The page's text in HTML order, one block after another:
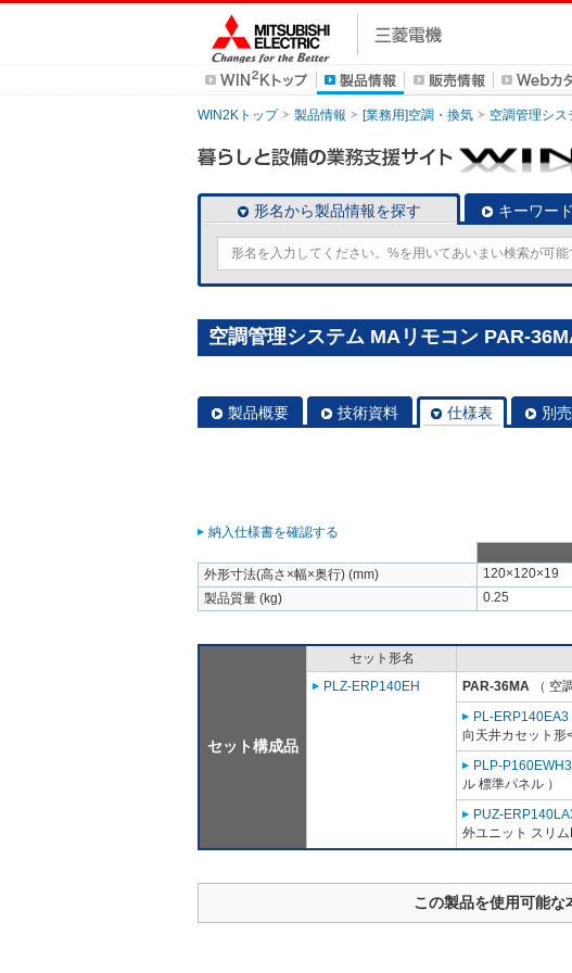
WIN2Kトップ 製品情報 [業務用]空調・換気 空調管理シス
形名から製品情報を探す キーワー
空調管理システム MAリモコン PAR-
製品概要 技術資料 仕様表 別
納入仕様書を確認する
外形寸法(高さ×幅×奥行) (mm)
120×120×19
製品質量 (kg)
0.25
セット構成品
セット形名
PLZ-ERP140EH
PAR-36MA （ 空
PL-ERP140EA3
向天井カセット形
PLP-P160EWH3
ル 標準パネル ）
PUZ-
外ユニット スリム
この製品を使用可能な